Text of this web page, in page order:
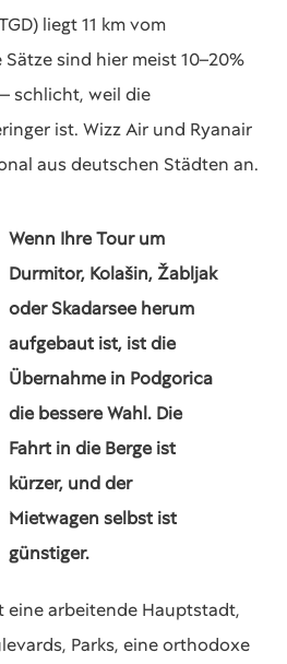
liegt 11 km vom
sind hier meist 10–20%
schlicht, weil die
ist. Wizz Air und Ryanair
aus deutschen Städten an.
Wenn Ihre Tour um
Durmitor, Kolašin, Žabljak
oder Skadarsee herum
aufgebaut ist, ist die
Übernahme in Podgorica
die bessere Wahl. Die
Fahrt in die Berge ist
kürzer, und der
Mietwagen selbst ist
günstiger.
eine arbeitende Hauptstadt,
Parks, eine orthodoxe